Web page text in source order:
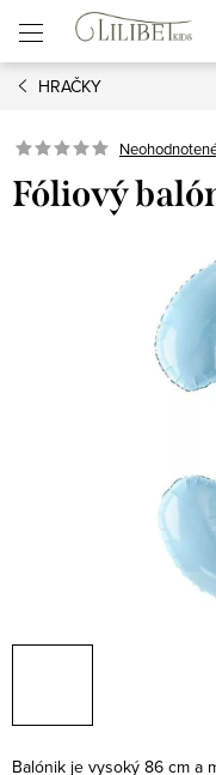
obsah
HRAČKY
Fóliový
Balónik je vysoký 86 cm a